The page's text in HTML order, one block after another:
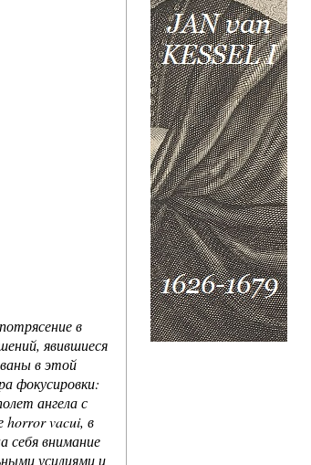
в
явившиеся
в этой
фокусировки:
ангела с
horror vacui, в
себя внимание
усилиями и